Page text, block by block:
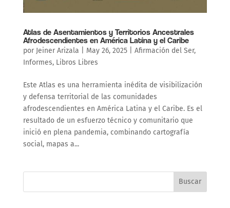
Atlas de Asentamientos y Territorios Ancestrales
Afrodescendientes en América Latina y el Caribe
por Jeiner Arizala May 26, 2025| Afirmación del Ser,
Informes, Libros Libres
Este Atlas es una herramienta inédita de visibilización
y defensa territorial de las comunidades
afrodescendientes en América Latina y el Caribe. Es el
resultado de un esfuerzo técnico y comunitario que
inició en plena pandemia, combinando cartografía
social, mapas a...
Buscar